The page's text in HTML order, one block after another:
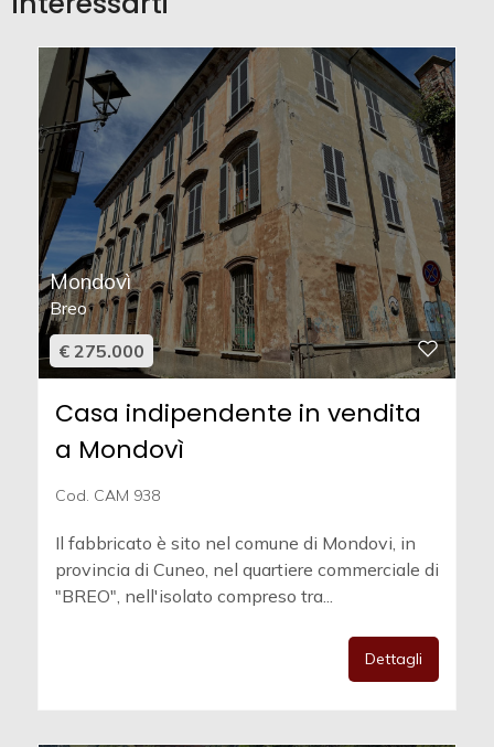
Mondovì
Breo
€ 275.000
Casa indipendente in vendita
a Mondovì
Cod. CAM 938
Il fabbricato è sito nel comune di Mondovi, in
provincia di Cuneo, nel quartiere commerciale di
"BREO", nell'isolato compreso tra...
Dettagli